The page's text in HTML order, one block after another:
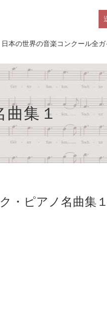
日本の世界の音楽コンクール全ガ
集１
・ピアノ名曲集１